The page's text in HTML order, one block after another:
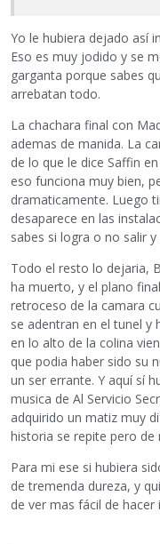
Yo le hubiera dejado así
Eso es muy jodido y se
garganta porque sabes
arrebatan todo.
La chachara final con
ademas de manida. La
de lo que le dice Saffin
eso funciona muy bien,
dramaticamente. Luego
desaparece en las
sabes si logra o no salir
Todo el resto lo dejaria,
ha muerto, y el plano
retroceso de la camara
se adentran en el tunel y
en lo alto de la colina
que podia haber sido su
un ser errante. Y aquí sí
musica de Al Servicio
adquirido un matiz muy
historia se repite pero de
Para mi ese si hubiera
de tremenda dureza, y
de ver mas fácil de